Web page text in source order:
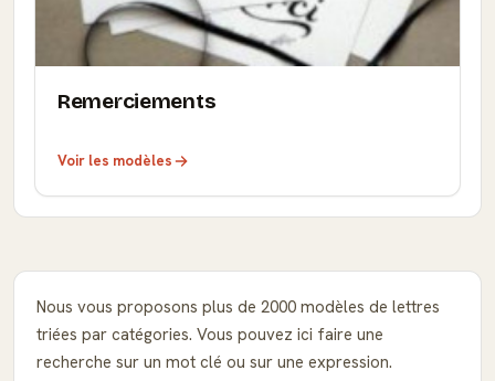
Remerciements
Voir les modèles
Nous vous proposons plus de 2000 modèles de lettres
triées par catégories. Vous pouvez ici faire une
recherche sur un mot clé ou sur une expression.